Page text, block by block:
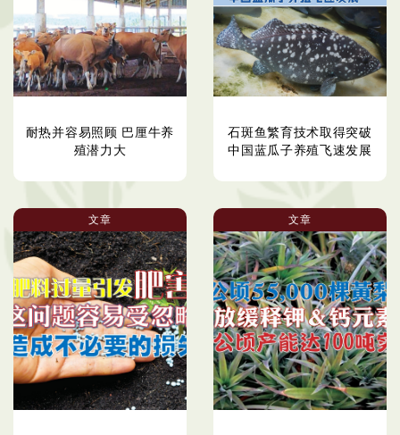
耐热并容易照顾 巴厘牛养
殖潜力大
石斑鱼繁育技术取得突破
中国蓝瓜子养殖飞速发展
文章 文章